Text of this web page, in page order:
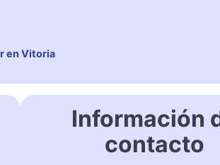
en Vitoria
Información
contacto